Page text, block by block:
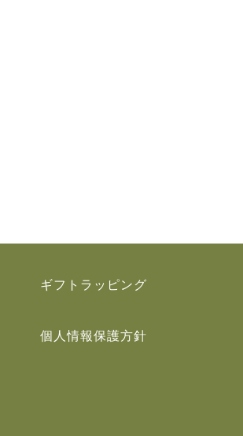
ギフトラッピング
個人情報保護方針